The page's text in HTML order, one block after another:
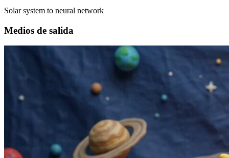
Solar system to neural network
Medios de salida